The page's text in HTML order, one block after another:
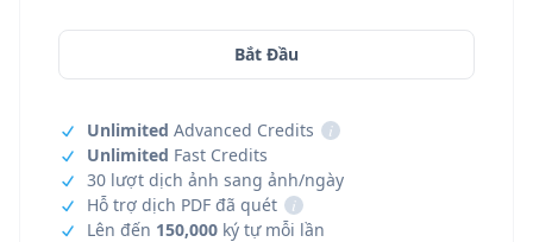
Bắt Đầu
Unlimited Advanced Credits
i
Unlimited Fast Credits
30 lượt dịch ảnh sang ảnh/ngày
Hỗ trợ dịch PDF đã quét
i
Lên đến 150,000 ký tự mỗi lần